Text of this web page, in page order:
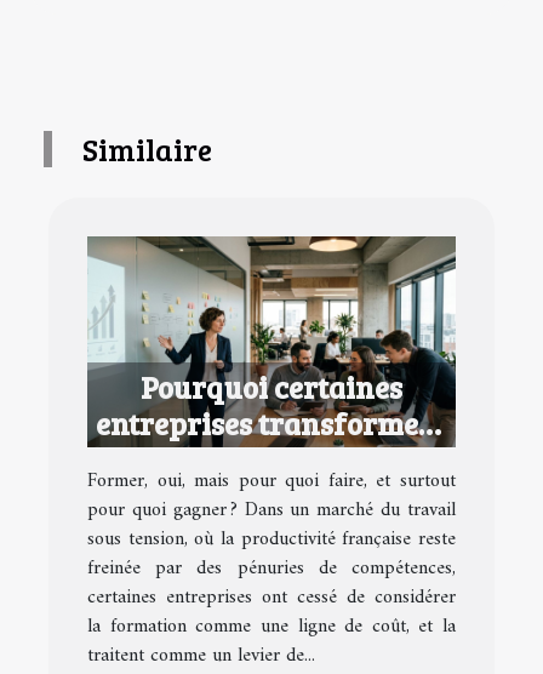
Similaire
Pourquoi certaines
entreprises transforment
la formation en avantage
concurrentiel
Former, oui, mais pour quoi faire, et surtout
pour quoi gagner ? Dans un marché du travail
sous tension, où la productivité française reste
freinée par des pénuries de compétences,
certaines entreprises ont cessé de considérer
la formation comme une ligne de coût, et la
traitent comme un levier de...